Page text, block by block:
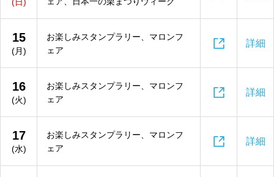
15
(月)
お楽しみスタンプラリー、マロンフ
ェア
 詳細
16
(火)
お楽しみスタンプラリー、マロンフ
ェア
 詳細
17
(水)
お楽しみスタンプラリー、マロンフ
ェア
 詳細